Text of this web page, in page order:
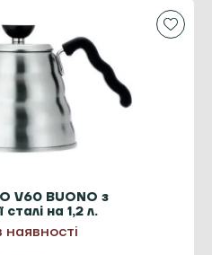
V60 BUONO з
на 1,2 л.